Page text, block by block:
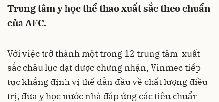
Trung tâm y học thể thao xuất sắc theo chuẩn
của AFC.
Với việc trở thành một trong 12 trung tâm xuất
sắc châu lục đạt được chứng nhận, Vinmec tiếp
tục khẳng định vị thế dẫn đầu về chất lượng điều
trị, đưa y học nước nhà đáp ứng các tiêu chuẩn